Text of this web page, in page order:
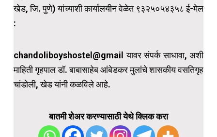
खेड, जि. पुणे) यांच्याशी कार्यालयीन वेळेत ९३२५०५४३५८ ई-मेल
:
chandoliboyshostel@gmail यावर संपर्क साधावा, अशी
माहिती गृहपाल डॉ. बाबासाहेब आंबेडकर मुलांचे शासकीय वसतिगृह
चांडोली, खेड यांनी कळविले आहे.
बातमी शेअर करण्यासाठी येथे क्लिक करा